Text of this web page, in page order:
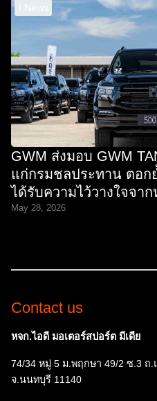
I News
GWM ส่งมอบ GWM
แก่กรมชลประทาน ตอ
ได้รับความไว้วางใจจา
May 28, 2026
Contact us
หจก.ไอดี มอเตอร์สปอร์ต มีเดีย
74/34 หมู่ 5 ม.พฤกษา 49/2 ซ.3 ถ
จ.นนทบุรี 11140